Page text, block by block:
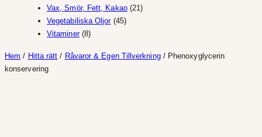
produkter
Vax, Smör, Fett, Kakao 2121
Vegetabiliska Oljor 4545
Vitaminer 88
Hem / Hitta rätt / Råvaror & Egen Tillverkning/ Phenoxyglycerin
konservering